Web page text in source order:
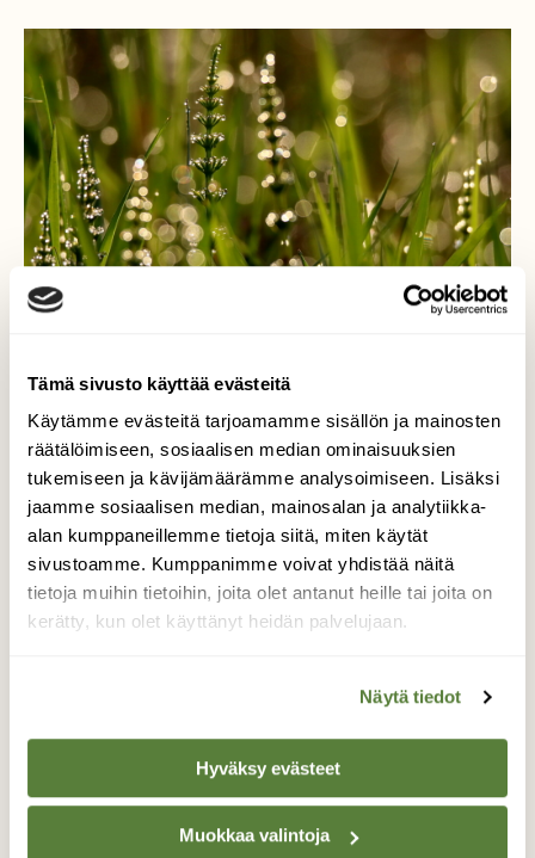
Tämä sivusto käyttää evästeitä
Käytämme evästeitä tarjoamamme sisällön ja mainosten
räätälöimiseen, sosiaalisen median ominaisuuksien
tukemiseen ja kävijämäärämme analysoimiseen. Lisäksi
jaamme sosiaalisen median, mainosalan ja analytiikka-
alan kumppaneillemme tietoja siitä, miten käytät
sivustoamme. Kumppanimme voivat yhdistää näitä
tietoja muihin tietoihin, joita olet antanut heille tai joita on
kerätty, kun olet käyttänyt heidän palvelujaan.
Näytä tiedot
Hyväksy evästeet
Muokkaa valintoja
Aamukaste koristeli rannan
ruohikon valonpisaroin
Toukokuisen aamun kauniita yksityiskohtia.
aamukaste koristellut valonpisaroin.
Valokuvaaja: Irja Lehtinen, Lempäälä 14.5.2023